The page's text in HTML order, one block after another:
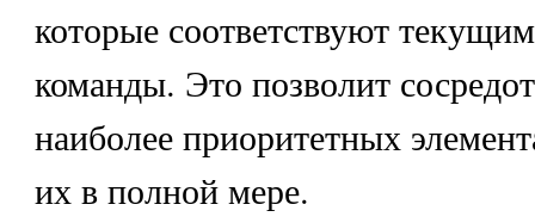
которые соответствуют
команды. Это позволит
наиболее приоритетных
их в полной мере.